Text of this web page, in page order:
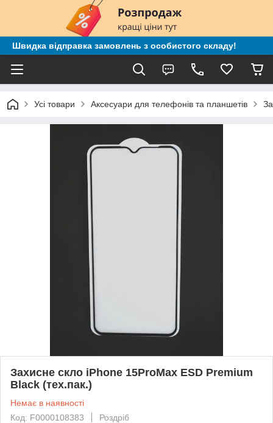
Швидка відправка замовлень з особистого складу!
Усі товари Аксесуари для телефонів та планшетів
Захисне скло iPhone 15ProMax ESD Premium
Black (тех.пак.)
Немає в наявності
Код: F0000108383
Роздріб